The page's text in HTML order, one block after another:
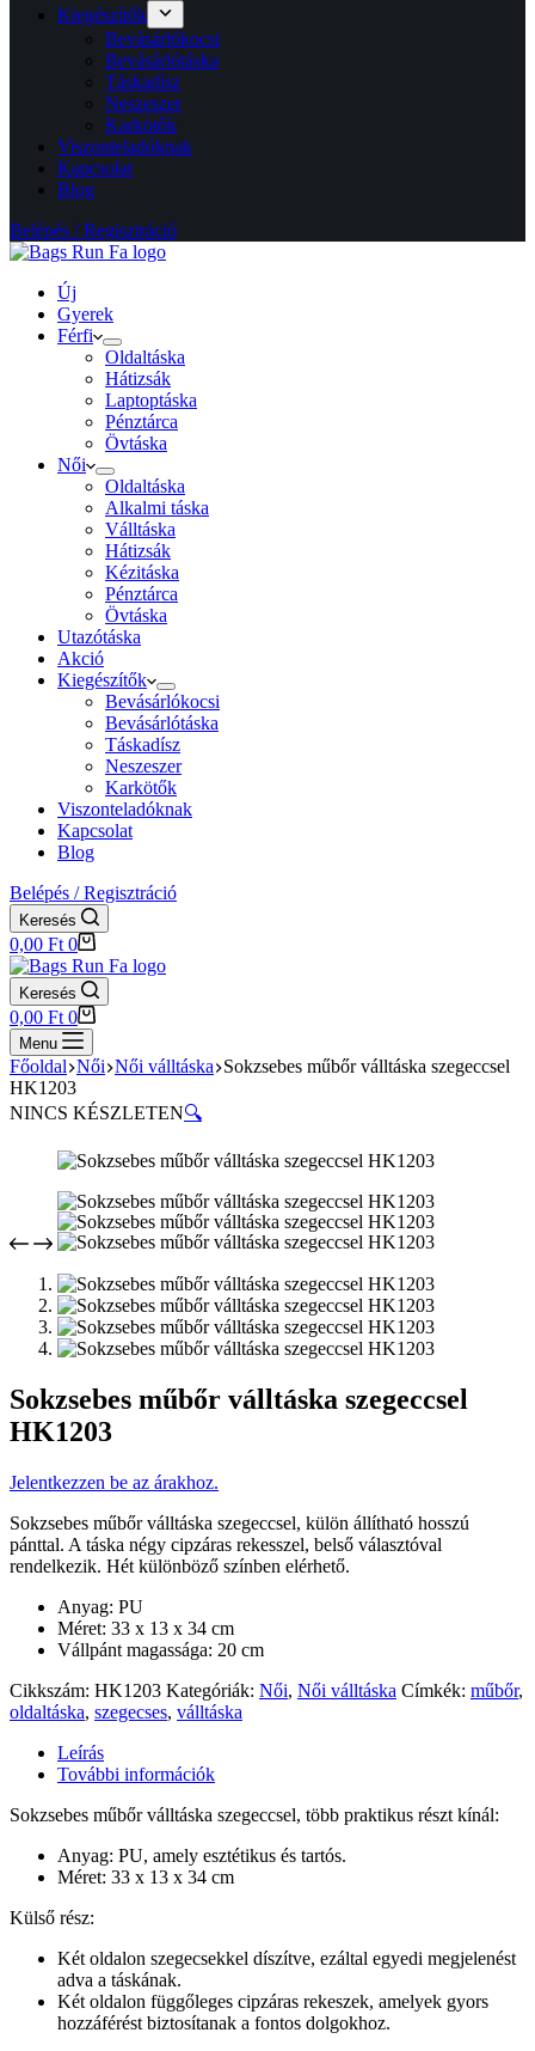
Kiegészítők
Bevásárlókocsi
Bevásárlótáska
Táskadísz
Neszeszer
Karkötők
Viszonteladóknak
Kapcsolat
Blog
Belépés / Regisztráció
Új
Gyerek
Férfi
Oldaltáska
Hátizsák
Laptoptáska
Pénztárca
Övtáska
Női
Oldaltáska
Alkalmi táska
Válltáska
Hátizsák
Kézitáska
Pénztárca
Övtáska
Utazótáska
Akció
Kiegészítők
Bevásárlókocsi
Bevásárlótáska
Táskadísz
Neszeszer
Karkötők
Viszonteladóknak
Kapcsolat
Blog
Belépés / Regisztráció
Keresés
Shopping
cart
0,00 Ft 0
Keresés
Shopping
cart
0,00 Ft 0
Menu
Főoldal Női Női válltáska Sokzsebes műbőr válltáska szegeccsel
HK1203
NINCS KÉSZLETEN🔍
Sokzsebes műbőr válltáska szegeccsel
HK1203
Jelentkezzen be az árakhoz.
Sokzsebes műbőr válltáska szegeccsel, külön állítható hosszú
pánttal. A táska négy cipzáras rekesszel, belső választóval
rendelkezik. Hét különböző színben elérhető.
Anyag: PU
Méret: 33 x 13 x 34 cm
Vállpánt magassága: 20 cm
Cikkszám: HK1203 Kategóriák: Női, Női válltáska Címkék: műbőr,
oldaltáska, szegecses, válltáska
Leírás
További információk
Sokzsebes műbőr válltáska szegeccsel, több praktikus részt kínál:
Anyag: PU, amely esztétikus és tartós.
Méret: 33 x 13 x 34 cm
Külső rész:
Két oldalon szegecsekkel díszítve, ezáltal egyedi megjelenést
adva a táskának.
Két oldalon függőleges cipzáras rekeszek, amelyek gyors
hozzáférést biztosítanak a fontos dolgokhoz.